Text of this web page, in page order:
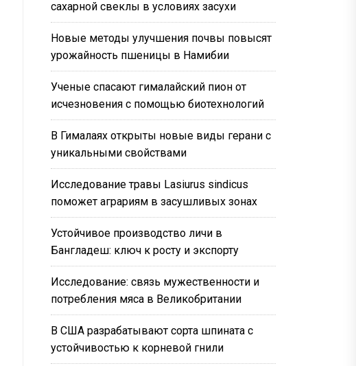
сахарной свеклы в условиях засухи
Новые методы улучшения почвы повысят
урожайность пшеницы в Намибии
Ученые спасают гималайский пион от
исчезновения с помощью биотехнологий
В Гималаях открыты новые виды герани с
уникальными свойствами
Исследование травы Lasiurus sindicus
поможет аграриям в засушливых зонах
Устойчивое производство личи в
Бангладеш: ключ к росту и экспорту
Исследование: связь мужественности и
потребления мяса в Великобритании
В США разрабатывают сорта шпината с
устойчивостью к корневой гнили